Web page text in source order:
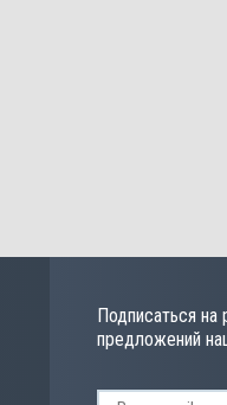
Подписаться
предложений